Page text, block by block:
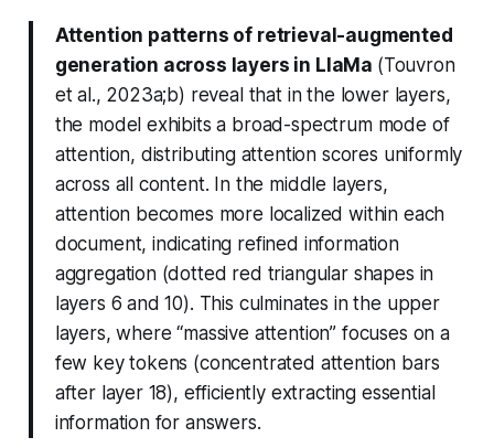
Attention patterns of retrieval-augmented
generation across layers in LlaMa (Touvron
et al., 2023a;b) reveal that in the lower layers,
the model exhibits a broad-spectrum mode of
attention, distributing attention scores uniformly
across all content. In the middle layers,
attention becomes more localized within each
document, indicating refined information
aggregation (dotted red triangular shapes in
layers 6 and 10). This culminates in the upper
layers, where “massive attention” focuses on a
few key tokens (concentrated attention bars
after layer 18), efficiently extracting essential
information for answers.